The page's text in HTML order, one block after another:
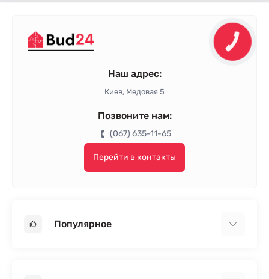
Наш адрес:
Киев, Медовая 5
Позвоните нам:
(067) 635-11-65
Перейти в контакты
Популярное
КНОПКА
ЗВ'ЯЗКУ